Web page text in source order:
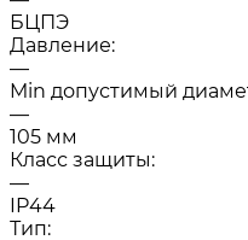
БЦПЭ
Давление:
—
Min допустимый
—
105 мм
Класс защиты:
—
IP44
Тип: